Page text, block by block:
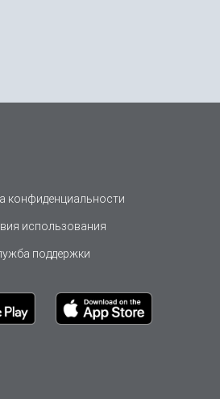
конфиденциальности
использования
поддержки